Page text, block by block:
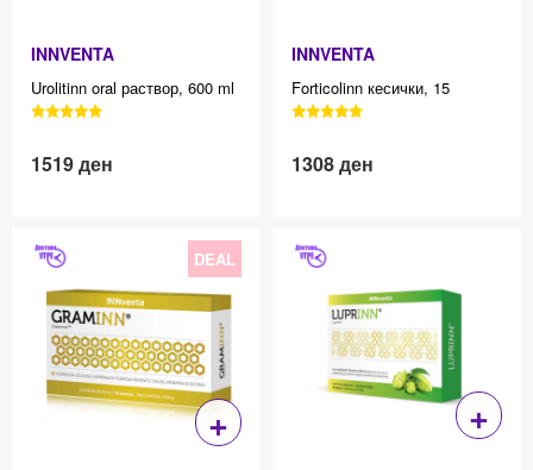
INNVENTA
Urolitinn oral раствор, 600 ml
3040 Reviews, 4.7 average
Effective price 12.83
1519ден
INNVENTA
Forticolinn кесички, 15
3040 Reviews, 4.7 average
Effective price 12.83
1308ден
DEAL
+ +